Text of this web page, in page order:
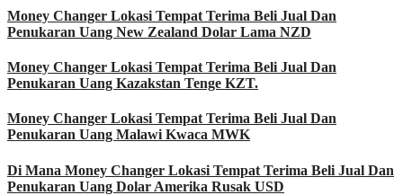
Money Changer Lokasi Tempat Terima Beli Jual Dan
Penukaran Uang New Zealand Dolar Lama NZD
Money Changer Lokasi Tempat Terima Beli Jual Dan
Penukaran Uang Kazakstan Tenge KZT.
Money Changer Lokasi Tempat Terima Beli Jual Dan
Penukaran Uang Malawi Kwaca MWK
Di Mana Money Changer Lokasi Tempat Terima Beli Jual Dan
Penukaran Uang Dolar Amerika Rusak USD